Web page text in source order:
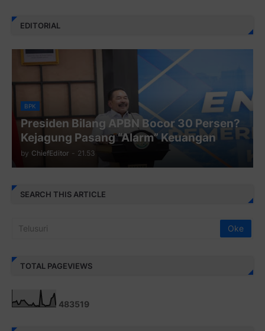
EDITORIAL
BPK
Presiden Bilang APBN Bocor 30 Persen?
Kejagung Pasang “Alarm” Keuangan
by ChiefEditor - 21.53
SEARCH THIS ARTICLE
TOTAL PAGEVIEWS
483519